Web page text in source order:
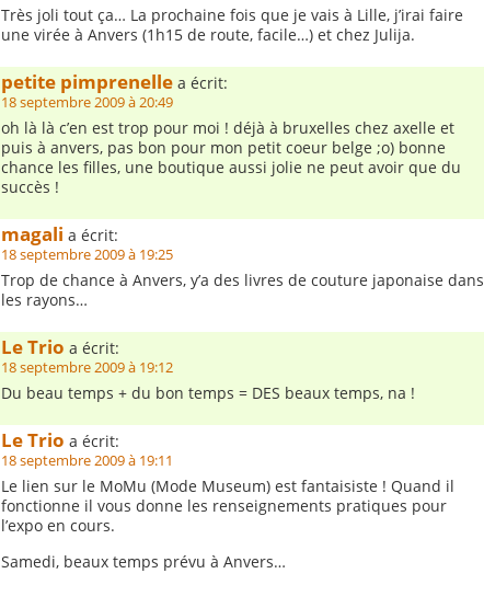
Très joli tout ça… La prochaine fois que je vais à Lille, j’irai faire
une virée à Anvers (1h15 de route, facile…) et chez Julija.
petite pimprenelle a écrit:
18 septembre 2009 à 20:49
oh là là c’en est trop pour moi ! déjà à bruxelles chez axelle et
puis à anvers, pas bon pour mon petit coeur belge ;o) bonne
chance les filles, une boutique aussi jolie ne peut avoir que du
succès !
magali a écrit:
18 septembre 2009 à 19:25
Trop de chance à Anvers, y’a des livres de couture japonaise dans
les rayons…
Le Trio a écrit:
18 septembre 2009 à 19:12
Du beau temps + du bon temps = DES beaux temps, na !
Le Trio a écrit:
18 septembre 2009 à 19:11
Le lien sur le MoMu (Mode Museum) est fantaisiste ! Quand il
fonctionne il vous donne les renseignements pratiques pour
l’expo en cours.
Samedi, beaux temps prévu à Anvers…